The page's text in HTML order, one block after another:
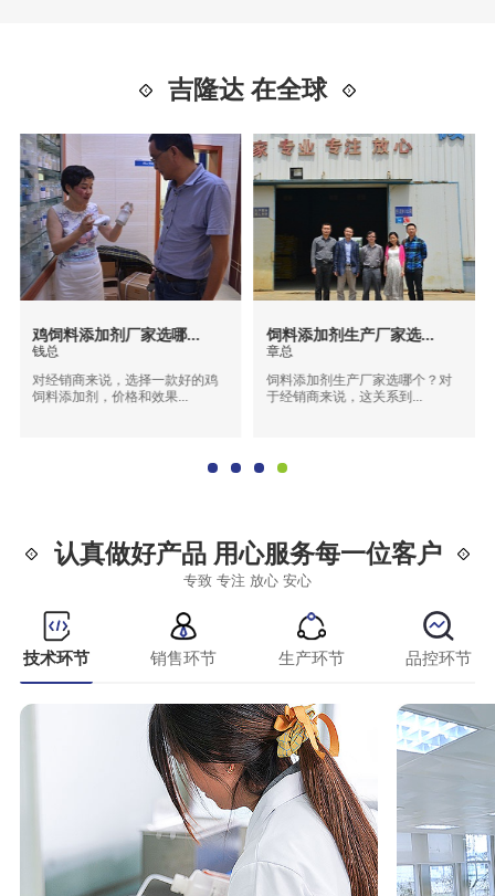
吉隆达 在全球
鸡饲料添加剂厂家选哪...
钱总
对经销商来说，选择一款好的鸡
饲料添加剂，价格和效果...
饲料添加剂生产厂家选...
章总
饲料添加剂生产厂家选哪个？对
于经销商来说，这关系到...
认真做好产品 用心服务每一位客户
专致 专注 放心 安心
技术环节 销售环节 生产环节 品控环节